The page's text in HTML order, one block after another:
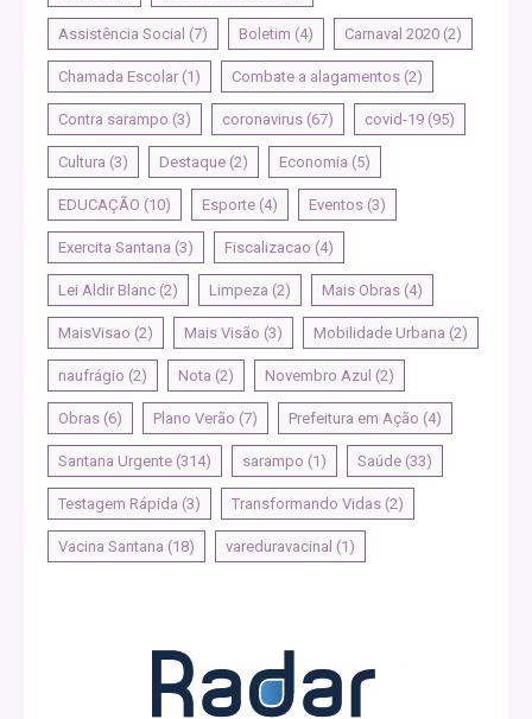
Assistência Social (7) Boletim (4) Carnaval 2020 (2)
Chamada Escolar (1) Combate a alagamentos (2)
Contra sarampo (3) coronavirus (67) covid-19 (95)
Cultura (3) Destaque (2) Economia (5)
EDUCAÇÃO (10) Esporte (4) Eventos (3)
Exercita Santana (3) Fiscalizacao (4)
Lei Aldir Blanc (2) Limpeza (2) Mais Obras (4)
MaisVisao (2) Mais Visão (3) Mobilidade Urbana (2)
naufrágio (2) Nota (2) Novembro Azul (2)
Obras (6) Plano Verão (7) Prefeitura em Ação (4)
Santana Urgente (314) sarampo (1) Saúde (33)
Testagem Rápida (3) Transformando Vidas (2)
Vacina Santana (18) vareduravacinal (1)